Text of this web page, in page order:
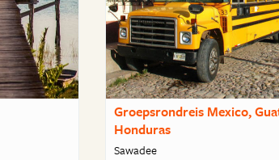
Groepsrondreis Mexico,
Honduras
Sawadee